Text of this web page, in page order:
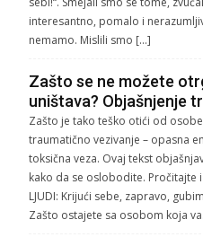
interesantno, pomalo i
nemamo. Mislili smo […]
Zašto se ne možete
uništava? Objašnjenje
Zašto je tako teško otići od
traumatično vezivanje – opasna
toksična veza. Ovaj tekst
kako da se oslobodite. Pročitajte i
LJUDI: Krijući sebe, zapravo,
Zašto ostajete sa osobom koja